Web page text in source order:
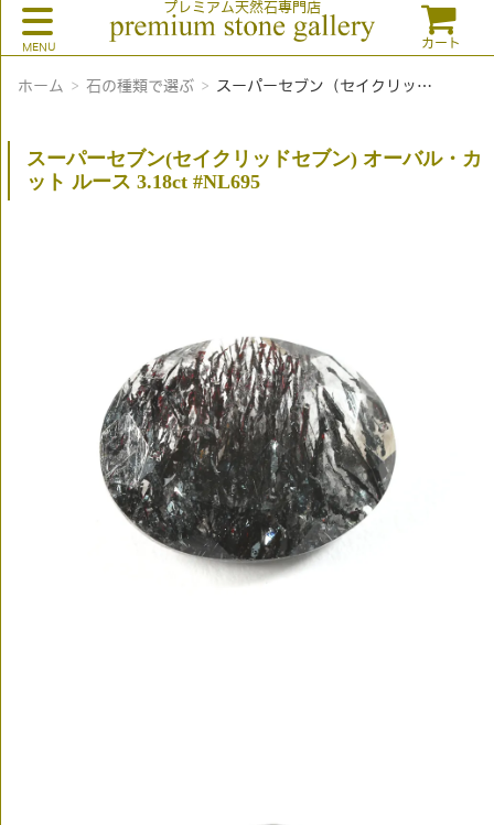
プレミアム天然石専門店
カート
ホーム 石の種類で選ぶ スーパーセブン（セイクリッドセブン）
スーパーセブン(セイクリッドセブン) オーバル・カ
ット ルース 3.18ct #NL695